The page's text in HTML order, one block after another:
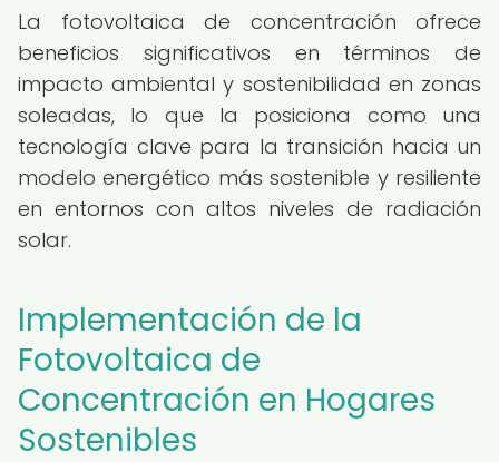
La fotovoltaica de concentración ofrece
beneficios significativos en términos de
impacto ambiental y sostenibilidad en zonas
soleadas, lo que la posiciona como una
tecnología clave para la transición hacia un
modelo energético más sostenible y resiliente
en entornos con altos niveles de radiación
solar.
Implementación de la
Fotovoltaica de
Concentración en Hogares
Sostenibles